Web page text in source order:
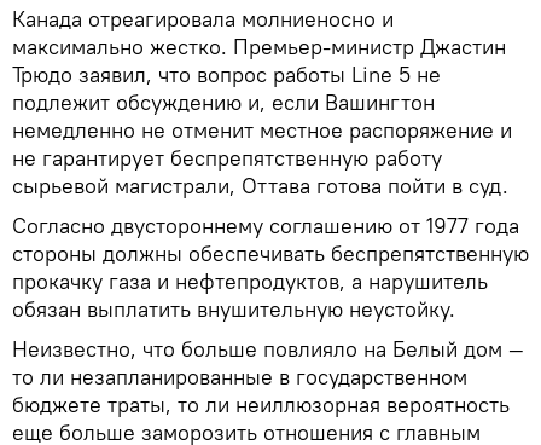
Канада отреагировала молниеносно и
максимально жестко. Премьер-министр Джастин
Трюдо заявил, что вопрос работы Line 5 не
подлежит обсуждению и, если Вашингтон
немедленно не отменит местное распоряжение и
не гарантирует беспрепятственную работу
сырьевой магистрали, Оттава готова пойти в суд.
Согласно двустороннему соглашению от 1977 года
стороны должны обеспечивать беспрепятственную
прокачку газа и нефтепродуктов, а нарушитель
обязан выплатить внушительную неустойку.
Неизвестно, что больше повлияло на Белый дом —
то ли незапланированные в государственном
бюджете траты, то ли неиллюзорная вероятность
еще больше заморозить отношения с главным